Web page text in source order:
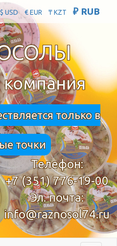
$ USD € EUR ₸ KZT ₽ RUB
только в
точки
Телефон:
+7 (351) 776-19-00
Эл. почта:
info@raznosol74.ru